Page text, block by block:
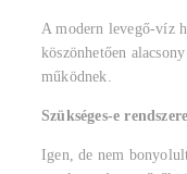
A modern levegő-víz
köszönhetően
működnek.
Szükséges-e
Igen, de nem